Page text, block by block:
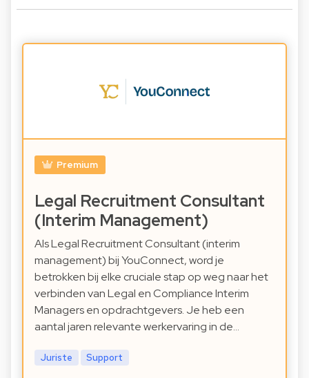
Premium
Legal Recruitment Consultant
(Interim Management)
Als Legal Recruitment Consultant (interim
management) bij YouConnect, word je
betrokken bij elke cruciale stap op weg naar het
verbinden van Legal en Compliance Interim
Managers en opdrachtgevers. Je heb een
aantal jaren relevante werkervaring in de…
Juriste Support